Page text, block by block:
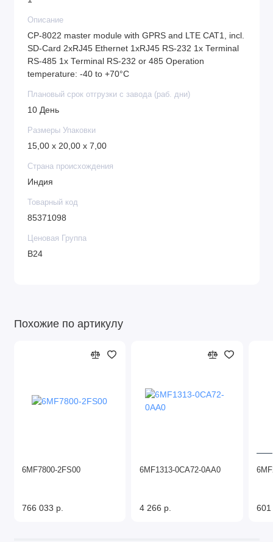
Описание
CP-8022 master module with GPRS and LTE CAT1, incl.
SD-Card 2xRJ45 Ethernet 1xRJ45 RS-232 1x Terminal
RS-485 1x Terminal RS-232 or 485 Operation
temperature: -40 to +70°C
Плановый срок отгрузки с завода (раб. дни)
10 День
Размеры Упаковки
15,00 x 20,00 x 7,00
Страна происхождения
Индия
Товарный код
85371098
Ценовая Группа
B24
Похожие по артикулу
6MF7800-2FS00
766 033 р.
6MF1313-0CA72-0AA0
4 266 р. 601